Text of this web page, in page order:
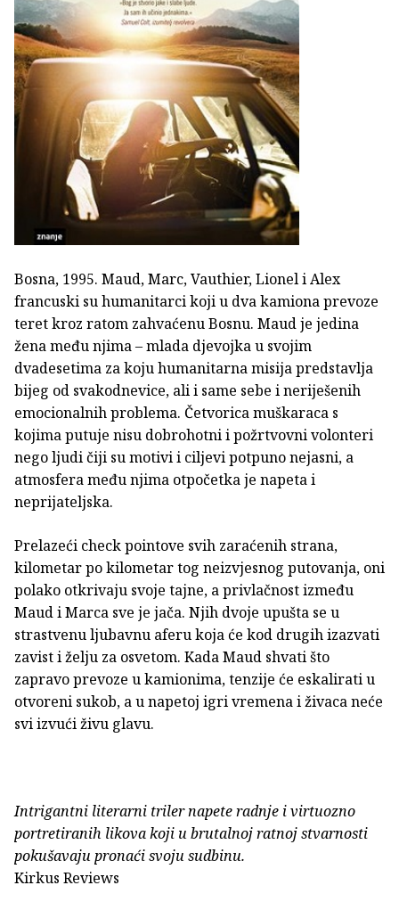
Bosna, 1995. Maud, Marc, Vauthier, Lionel i Alex
francuski su humanitarci koji u dva kamiona prevoze
teret kroz ratom zahvaćenu Bosnu. Maud je jedina
žena među njima – mlada djevojka u svojim
dvadesetima za koju humanitarna misija predstavlja
bijeg od svakodnevice, ali i same sebe i neriješenih
emocionalnih problema. Četvorica muškaraca s
kojima putuje nisu dobrohotni i požrtvovni volonteri
nego ljudi čiji su motivi i ciljevi potpuno nejasni, a
atmosfera među njima otpočetka je napeta i
neprijateljska.
Prelazeći check pointove svih zaraćenih strana,
kilometar po kilometar tog neizvjesnog putovanja, oni
polako otkrivaju svoje tajne, a privlačnost između
Maud i Marca sve je jača. Njih dvoje upušta se u
strastvenu ljubavnu aferu koja će kod drugih izazvati
zavist i želju za osvetom. Kada Maud shvati što
zapravo prevoze u kamionima, tenzije će eskalirati u
otvoreni sukob, a u napetoj igri vremena i živaca neće
svi izvući živu glavu.
Intrigantni literarni triler napete radnje i virtuozno
portretiranih likova koji u brutalnoj ratnoj stvarnosti
pokušavaju pronaći svoju sudbinu.
Kirkus Reviews